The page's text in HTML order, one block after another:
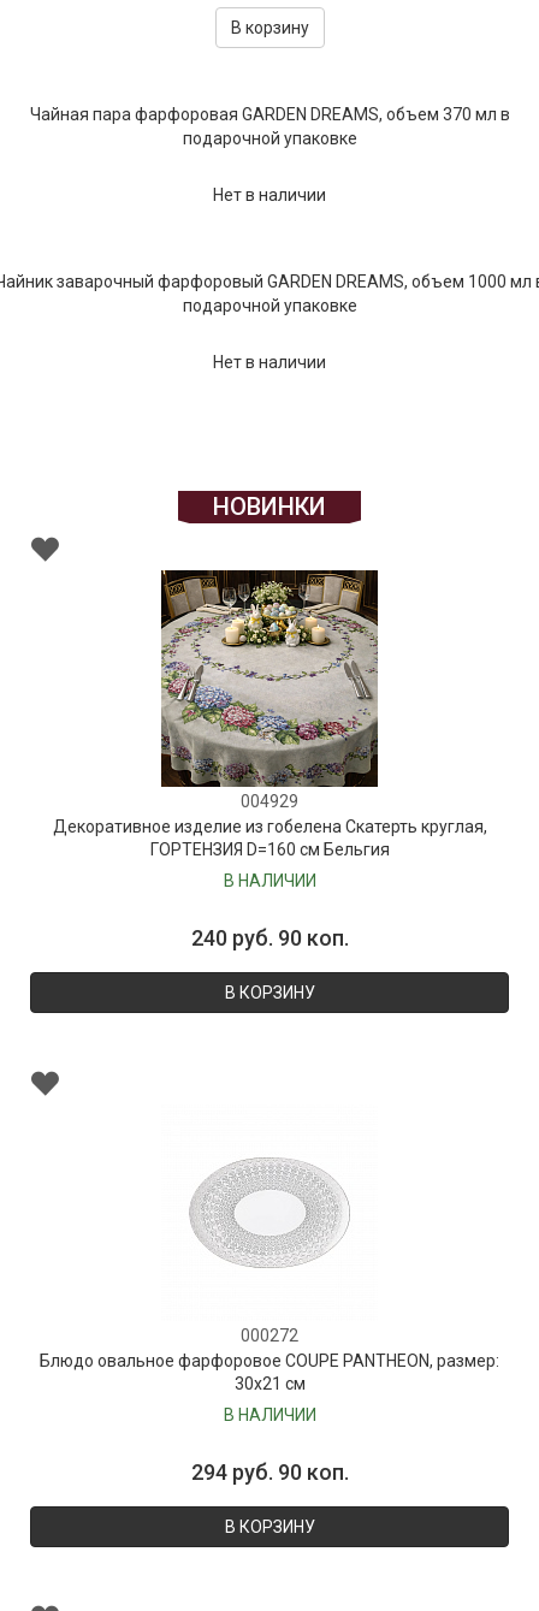
В корзину
Чайная пара фарфоровая GARDEN DREAMS, объем 370 мл в
подарочной упаковке
Нет в наличии
заварочный фарфоровый GARDEN DREAMS, объем 1000 мл
подарочной упаковке
Нет в наличии
НОВИНКИ
004929
Декоративное изделие из гобелена Скатерть круглая,
ГОРТЕНЗИЯ D=160 см Бельгия
В НАЛИЧИИ
240 руб. 90 коп.
В КОРЗИНУ
000272
Блюдо овальное фарфоровое COUPE PANTHEON, размер:
30х21 см
В НАЛИЧИИ
294 руб. 90 коп.
В КОРЗИНУ